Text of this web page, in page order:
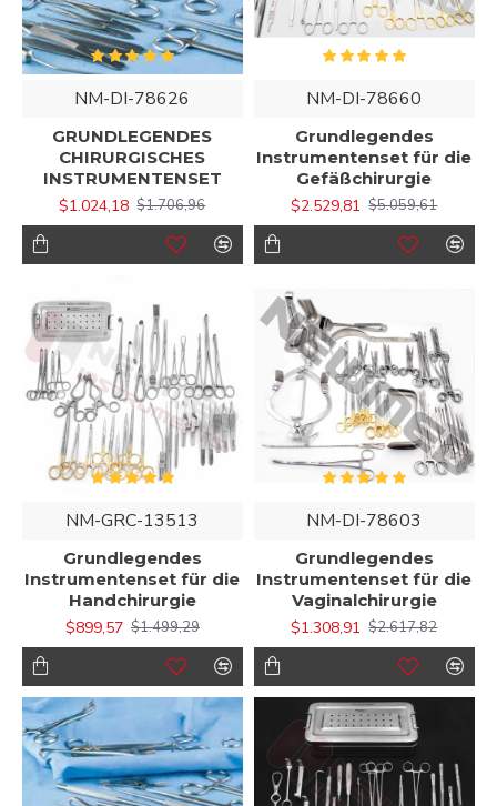
NM-DI-78626
GRUNDLEGENDES
CHIRURGISCHES
INSTRUMENTENSET
$1.024,18 $1.706,96
NM-DI-78660
Grundlegendes
Instrumentenset für die
Gefäßchirurgie
$2.529,81 $5.059,61
NM-GRC-13513
Grundlegendes
Instrumentenset für die
Handchirurgie
$899,57 $1.499,29
NM-DI-78603
Grundlegendes
Instrumentenset für die
Vaginalchirurgie
$1.308,91 $2.617,82